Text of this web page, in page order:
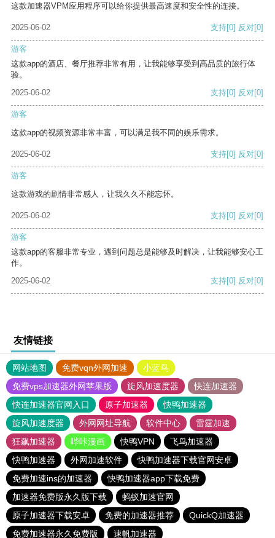
这款加速器VPM应用程序可以给你提供最高速度和安全性的连接。
2025-06-02 支持[0] 反对[0]
游客
这款app的酒店、餐厅推荐非常有用，让我能够享受到高品质的旅行体
验。
2025-06-02
支持[0] 反对[0]
游客
这款app的视频资源非常丰富，可以满足我不同的娱乐需求。
2025-06-02 支持[0] 反对[0]
游客
这款游戏的剧情非常感人，让我久久不能忘怀。
2025-06-02 支持[0] 反对[0]
游客
这款app的客服非常专业，遇到问题总是能够及时解决，让我能够安心工
作。
2025-06-02
支持[0] 反对[0]
友情链接
网站地图 免费vqn外网加速
小蓝鸟
免费vps加速器外网苹果版
旋风加速度器
快连加速器
快连加速器官网入口
原子加速器
快鸭加速器
旋风加速度器
外网网址导航 软件中心
雷霆加速
狂飙加速器
哔咔漫画 快鸭VPN
飞鸟加速器
快鸭加速器
外网加速软件
快鸭加速器下载官网安卓
免费加速ins的加速器
快鸭加速器app下载免费
加速器免费版永久版下载
蚂蚁加速官网
原子加速器下载安卓
免费的加速器推荐
QuickQ加速器
免费加速器永久免费版
速帆加速器